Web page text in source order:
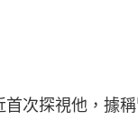
次探視他，據